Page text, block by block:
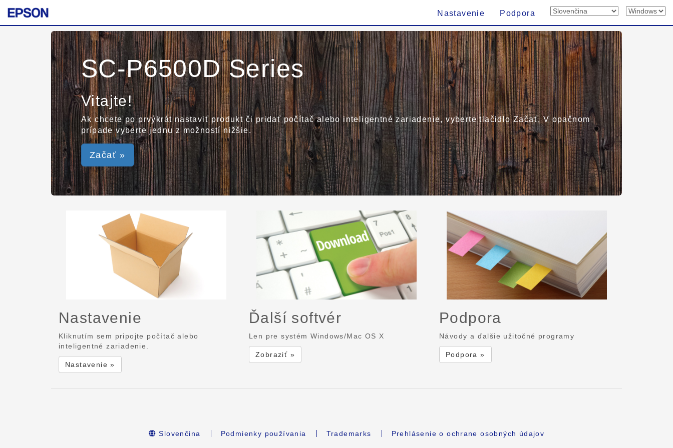
Nastavenie Podpora
SC-P6500D Series
Vitajte!
Ak chcete po prvýkrát nastaviť produkt či pridať počítač alebo inteligentné zariadenie, vyberte tlačidlo Začať. V opačnom
prípade vyberte jednu z možností nižšie.
Začať »
Nastavenie
Kliknutím sem pripojte počítač alebo
inteligentné zariadenie.
Nastavenie »
Ďalší softvér
Len pre systém Windows/Mac OS X
Zobraziť »
Podpora
Návody a ďalšie užitočné programy
Podpora »
Slovenčina Podmienky používania Trademarks Prehlásenie o ochrane osobných údajov